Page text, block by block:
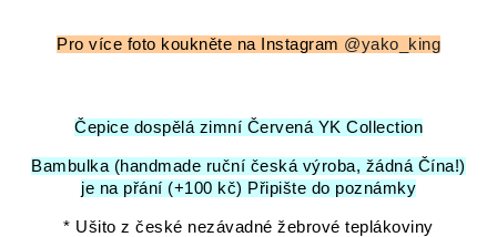
Pro více foto koukněte na Instagram @yako_king
Čepice dospělá zimní Červená YK Collection
Bambulka (handmade ruční česká výroba, žádná Čína!)
je na přání (+100 kč) Připište do poznámky
* Ušito z české nezávadné žebrové teplákoviny